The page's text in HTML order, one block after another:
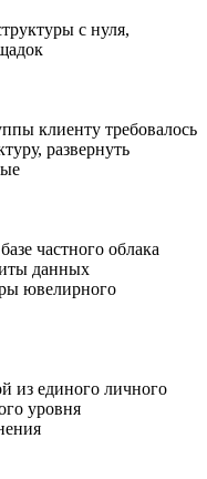
с нуля,
клиенту требовалось
развернуть
частного облака
данных
ювелирного
из единого личного
уровня